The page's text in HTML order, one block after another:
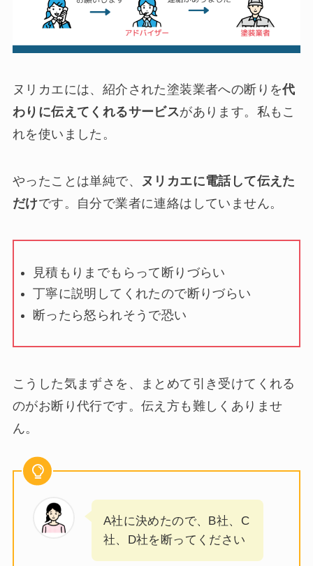
ヌリカエには、紹介された塗装業者への断りを代
わりに伝えてくれるサービスがあります。私もこ
れを使いました。
やったことは単純で、
ヌリカエに電話して伝えた
だけです。自分で業者に連絡はしていません。
見積もりまでもらって断りづらい
丁寧に説明してくれたので断りづらい
断ったら怒られそうで恐い
こうした気まずさを、まとめて引き受けてくれる
のがお断り代行です。伝え方も難しくありませ
ん。
A社に決めたので、B社、C
社、D社を断ってください